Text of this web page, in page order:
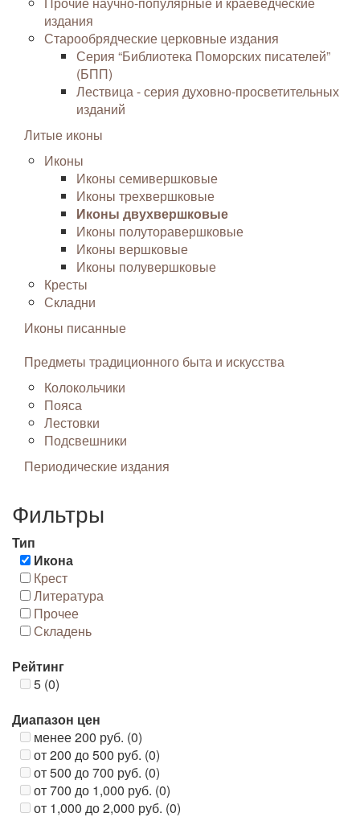
издания
Старообрядческие церковные издания
Серия “Библиотека Поморских писателей”
(БПП)
Лествица - серия духовно-просветительных
изданий
Литые иконы
Иконы
Иконы семивершковые
Иконы трехвершковые
Иконы двухвершковые
Иконы полуторавершковые
Иконы вершковые
Иконы полувершковые
Кресты
Складни
Иконы писанные
Предметы традиционного быта и искусства
Колокольчики
Пояса
Лестовки
Подсвешники
Периодические издания
Фильтры
Тип
Икона
Крест
Литература
Прочее
Складень
Рейтинг
5 (0)
Диапазон цен
менее 200 руб. (0)
от 200 до 500 руб. (0)
от 500 до 700 руб. (0)
от 700 до 1,000 руб. (0)
от 1,000 до 2,000 руб. (0)